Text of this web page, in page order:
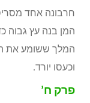
חרבונה אחד
המן בנה עץ גבוה
המלך ששומע את
וכעסו יורד.
פרק ח’